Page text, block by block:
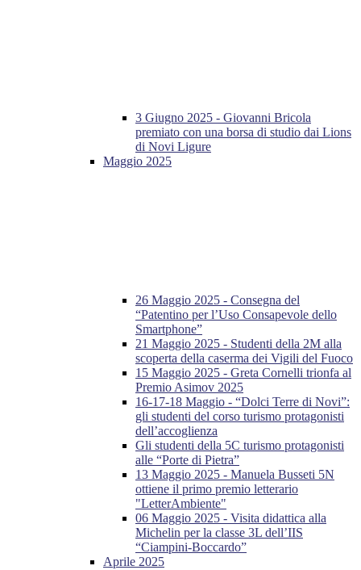
3 Giugno 2025 - Giovanni Bricola
premiato con una borsa di studio dai Lions
di Novi Ligure
Maggio 2025
26 Maggio 2025 - Consegna del
“Patentino per l’Uso Consapevole dello
Smartphone”
21 Maggio 2025 - Studenti della 2M alla
scoperta della caserma dei Vigili del Fuoco
15 Maggio 2025 - Greta Cornelli trionfa al
Premio Asimov 2025
16-17-18 Maggio - “Dolci Terre di Novi”:
gli studenti del corso turismo protagonisti
dell’accoglienza
Gli studenti della 5C turismo protagonisti
alle “Porte di Pietra”
13 Maggio 2025 - Manuela Busseti 5N
ottiene il primo premio letterario
"LetterAmbiente"
06 Maggio 2025 - Visita didattica alla
Michelin per la classe 3L dell’IIS
“Ciampini-Boccardo”
Aprile 2025